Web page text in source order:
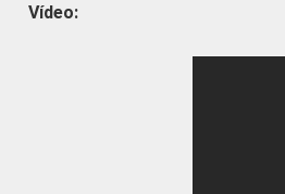
Vídeo: